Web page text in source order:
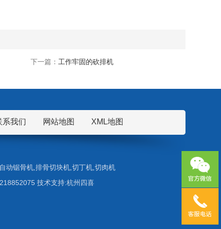
下一篇： 工作牢固的砍排机
系我们 网站地图 XML地图
动锯骨机,排骨切块机,切丁机,切肉机
技术支持:杭州四喜